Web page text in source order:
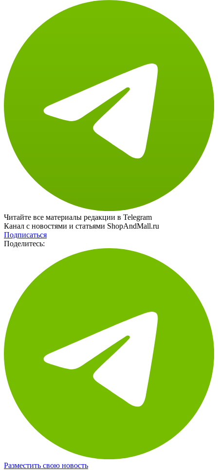
Читайте все материалы редакции в Telegram
Канал с новостями и статьями ShopAndMall.ru
Подписаться
Поделитесь:
Разместить свою новость
Новости по теме: